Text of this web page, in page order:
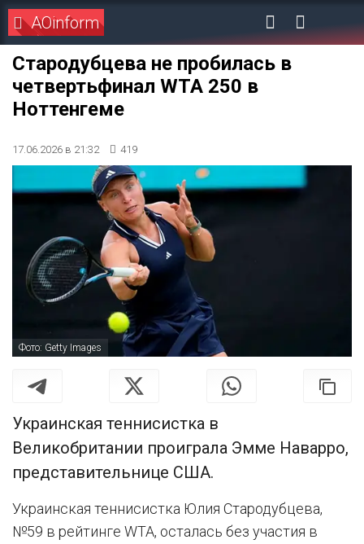
AOinform
Стародубцева не пробилась в
четвертьфинал WTA 250 в
Ноттенгеме
17.06.2026 в 21:32 419
Фото: Getty Images
Украинская теннисистка в
Великобритании проиграла Эмме Наварро,
представительнице США.
Украинская теннисистка Юлия Стародубцева,
№59 в рейтинге WTA, осталась без участия в